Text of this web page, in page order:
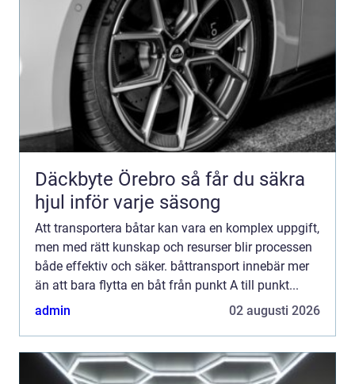
Däckbyte Örebro så får du säkra
hjul inför varje säsong
Att transportera båtar kan vara en komplex uppgift,
men med rätt kunskap och resurser blir processen
både effektiv och säker. båttransport innebär mer
än att bara flytta en båt från punkt A till punkt...
admin
02 augusti 2026